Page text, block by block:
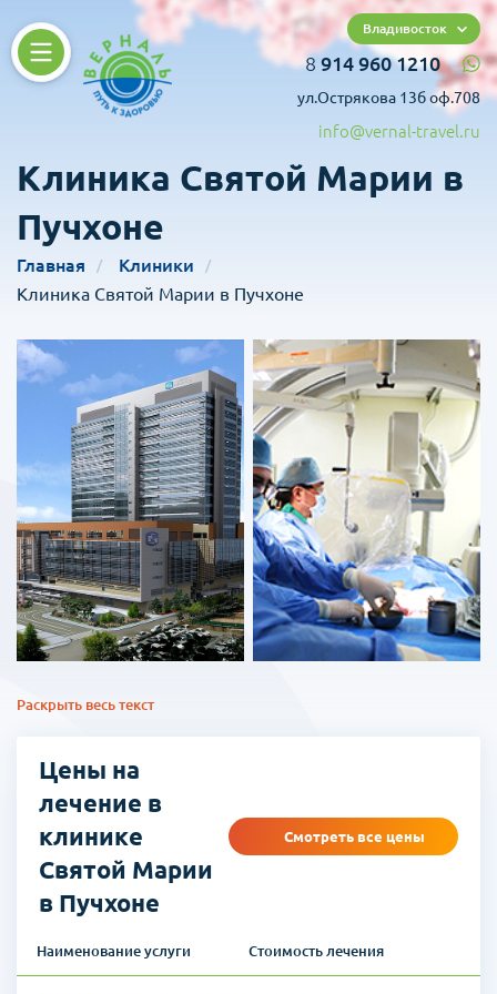
Владивосток
8 914 960 1210
ул.Острякова 13б оф.708
info@vernal-travel.ru
Клиника Святой Марии в
Пучхоне
Главная
Клиники
Клиника Святой Марии в Пучхоне
организован в августе 1958 г. В настоящее время госпиталь входит
госпиталь Святой Марии рассчитан на 613 койка-мест, в госпитале
1 183 человека медицинского персонала (из них 255 врачей).
Согласно оценке Службы по исследованию и оценке
медицинского страхования госпиталь получил I cтепень в области
лечения хронической обструктивной болезни легких, острого
инсульта, эндопротезирования тазобедренного сустава,
экстренной медицинской помощи и коронарных
вмешательствах. По обзору организации Национального
Марии в Пучхоне была признана одной из лучших в области
Раскрыть весь текст
Цены на
лечение в
клинике
Святой Марии
в Пучхоне
Смотреть все цены
Наименование услуги Стоимость лечения